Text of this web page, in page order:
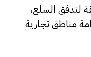
لتدفق السلع،
مناطق تجارية